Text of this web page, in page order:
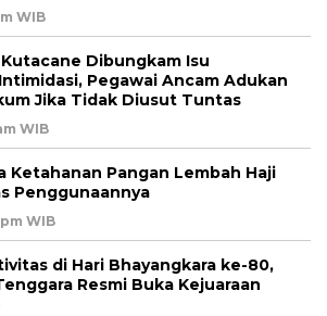
WIB
Dibungkam Isu
Pegawai Ancam Adukan
Jika Tidak Diusut Tuntas
WIB
Ketahanan Pangan Lembah Haji
Penggunaannya
WIB
di Hari Bhayangkara ke-80,
Resmi Buka Kejuaraan